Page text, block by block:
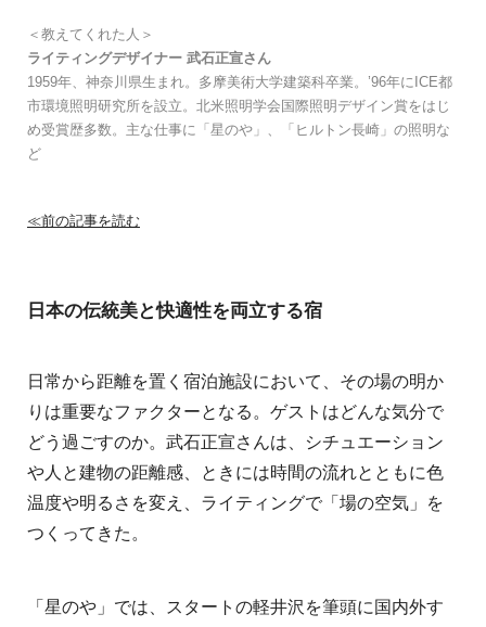
＜教えてくれた人＞
ライティングデザイナー 武石正宣さん
1959年、神奈川県生まれ。多摩美術大学建築科卒業。’96年にICE都
市環境照明研究所を設立。北米照明学会国際照明デザイン賞をはじ
め受賞歴多数。主な仕事に「星のや」、「ヒルトン長崎」の照明な
ど
≪前の記事を読む
日本の伝統美と快適性を両立する宿
日常から距離を置く宿泊施設において、その場の明か
りは重要なファクターとなる。ゲストはどんな気分で
どう過ごすのか。武石正宣さんは、シチュエーション
や人と建物の距離感、ときには時間の流れとともに色
温度や明るさを変え、ライティングで「場の空気」を
つくってきた。
「星のや」では、スタートの軽井沢を筆頭に国内外す